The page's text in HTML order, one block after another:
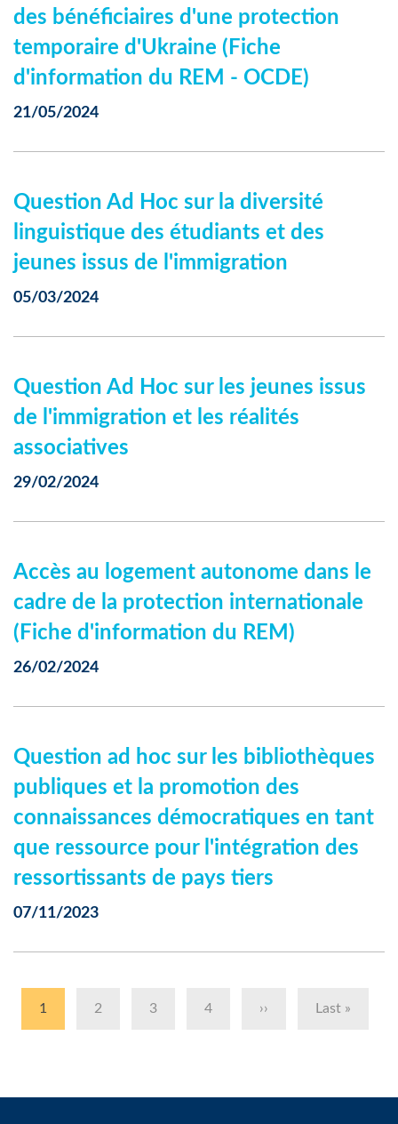
des bénéficiaires d'une protection
temporaire d'Ukraine (Fiche
d'information du REM - OCDE)
21/05/2024
Question Ad Hoc sur la diversité
linguistique des étudiants et des
jeunes issus de l'immigration
05/03/2024
Question Ad Hoc sur les jeunes issus
de l'immigration et les réalités
associatives
29/02/2024
Accès au logement autonome dans le
cadre de la protection internationale
(Fiche d'information du REM)
26/02/2024
Question ad hoc sur les bibliothèques
publiques et la promotion des
connaissances démocratiques en tant
que ressource pour l'intégration des
ressortissants de pays tiers
07/11/2023
Pagination
Page
1 Page
2 Page
3 Page
4
Page
››
Dernière
Last »